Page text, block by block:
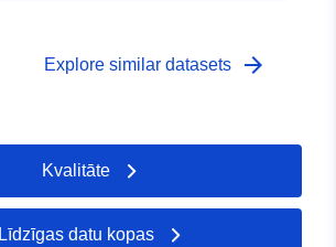
Explore similar datasets arrow_forward
Kvalitāte
Līdzīgas datu kopas